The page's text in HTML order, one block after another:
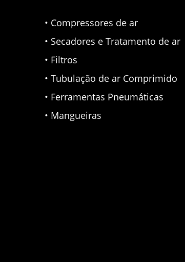
• Compressores de ar
• Secadores e Tratamento de ar
• Filtros
• Tubulação de ar Comprimido
• Ferramentas Pneumáticas
• Mangueiras